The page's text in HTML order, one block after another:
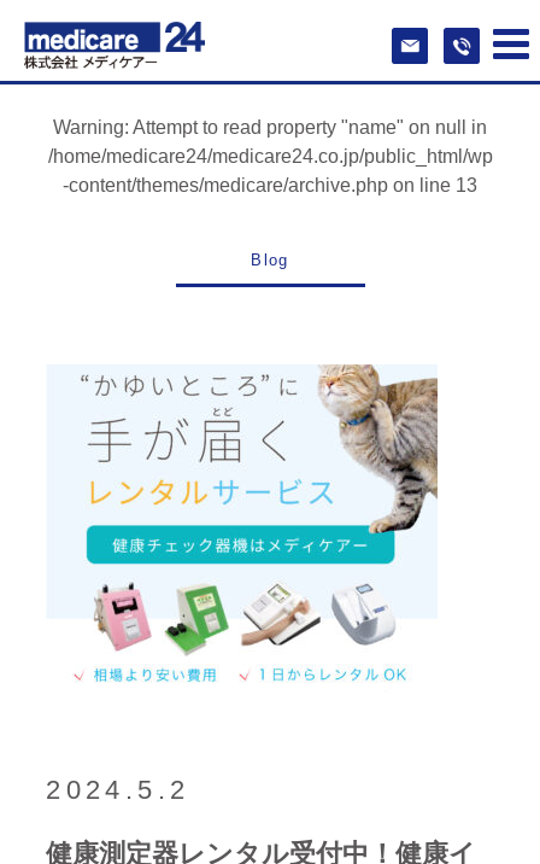
Warning: Attempt to read property "name" on null in
/home/medicare24/medicare24.co.jp/public_html/wp
-content/themes/medicare/archive.php on line 13
2024.5.2
健康測定器レンタル受付中！健康イ